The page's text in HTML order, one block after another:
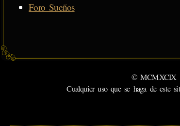
Foro Sueños
© MCMXCIX -
Cualquier uso que se haga de este